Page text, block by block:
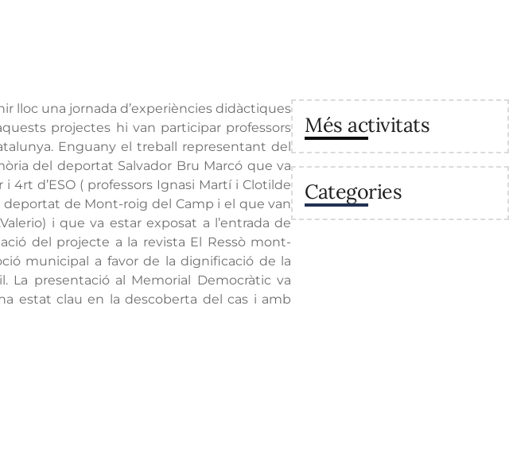
lloc una jornada d’experiències didàctiques
projectes hi van participar professors
Enguany el treball representant del
del deportat Salvador Bru Marcó que va
4rt d’ESO ( professors Ignasi Martí i Clotilde
deportat de Mont-roig del Camp i el que van
i que va estar exposat a l’entrada de
del projecte a la revista El Ressò mont-
municipal a favor de la dignificació de la
La presentació al Memorial Democràtic va
estat clau en la descoberta del cas i amb
Més activitats
Categories